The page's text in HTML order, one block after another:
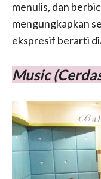
menulis, dan
mengungkapkan
ekspresif berarti
Music